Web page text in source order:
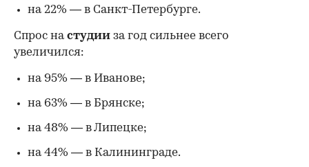
на 22% — в Санкт-Петербурге.
Спрос настудии за год сильнее всего
увеличился:
на 95% — в Иванове;
на 63% — в Брянске;
на 48% — в Липецке;
на 44% — в Калининграде.